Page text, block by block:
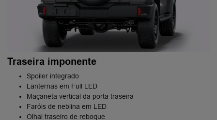
Traseira imponente
Spoiler integrado
Lanternas em Full LED
Maçaneta vertical da porta traseira
Faróis de neblina em LED
Olhal traseiro de reboque